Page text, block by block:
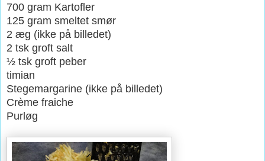
700 gram Kartofler
125 gram smeltet smør
2 æg (ikke på billedet)
2 tsk groft salt
½ tsk groft peber
timian
Stegemargarine (ikke på billedet)
Crème fraiche
Purløg